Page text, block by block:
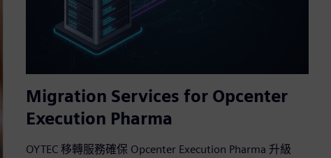
Migration Services for Opcenter
Execution Pharma
OYTEC 移轉服務確保 Opcenter Execution Pharma 升級